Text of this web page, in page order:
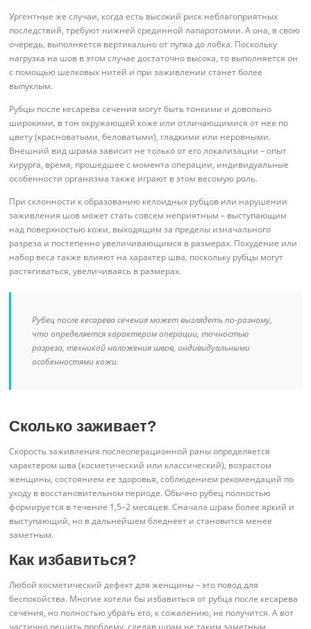
Ургентные же случаи, когда есть высокий риск неблагоприятных
последствий, требуют нижней срединной лапаротомии. А она, в свою
очередь, выполняется вертикально от пупка до лобка. Поскольку
нагрузка на шов в этом случае достаточно высока, то выполняется он
с помощью шелковых нитей и при заживлении станет более
выпуклым.
Рубцы после кесарева сечения могут быть тонкими и довольно
широкими, в тон окружающей коже или отличающимися от нее по
цвету (красноватыми, беловатыми), гладкими или неровными.
Внешний вид шрама зависит не только от его локализации – опыт
хирурга, время, прошедшее с момента операции, индивидуальные
особенности организма также играют в этом весомую роль.
При склонности к образованию келоидных рубцов или нарушении
заживления шов может стать совсем неприятным – выступающим
над поверхностью кожи, выходящим за пределы изначального
разреза и постепенно увеличивающимся в размерах. Похудение или
набор веса также влияют на характер шва, поскольку рубцы могут
растягиваться, увеличиваясь в размерах.
Рубец после кесарева сечения может выглядеть по-разному,
что определяется характером операции, точностью
разреза, техникой наложения швов, индивидуальными
особенностями кожи.
Сколько заживает?
Скорость заживления послеоперационной раны определяется
характером шва (косметический или классический), возрастом
женщины, состоянием ее здоровья, соблюдением рекомендаций по
уходу в восстановительном периоде. Обычно рубец полностью
формируется в течение 1,5–2 месяцев. Сначала шрам более яркий и
выступающий, но в дальнейшем бледнеет и становится менее
заметным.
Как избавиться?
Любой косметический дефект для женщины – это повод для
беспокойства. Многие хотели бы избавиться от рубца после кесарева
сечения, но полностью убрать его, к сожалению, не получится. А вот